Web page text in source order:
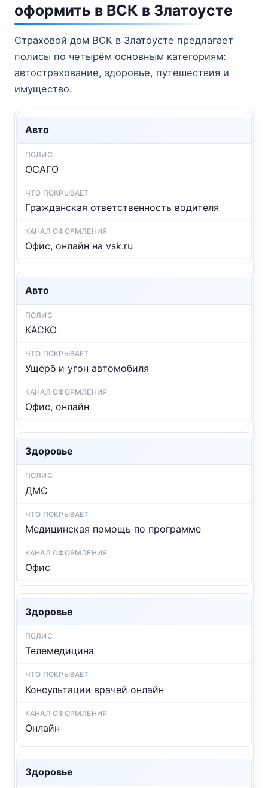
оформить в ВСК в Златоусте
Страховой дом ВСК в Златоусте предлагает
полисы по четырём основным категориям:
автострахование, здоровье, путешествия и
имущество.
Авто
ОСАГО
Гражданская ответственность водителя
Офис, онлайн на vsk.ru
Авто
КАСКО
Ущерб и угон автомобиля
Офис, онлайн
Здоровье
ДМС
Медицинская помощь по программе
Офис
Здоровье
Телемедицина
Консультации врачей онлайн
Онлайн
Здоровье